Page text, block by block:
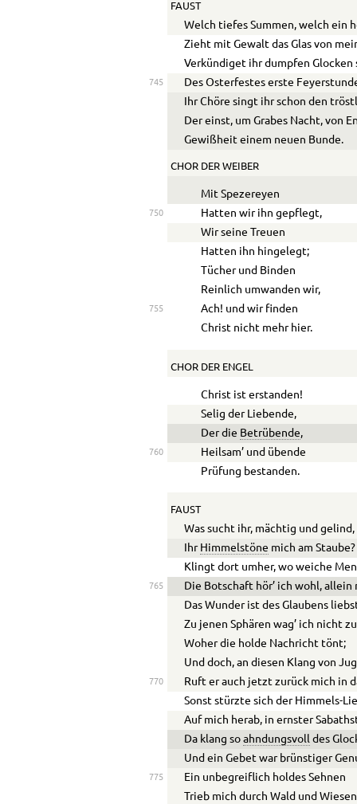
FAUST
Welch tiefes Summen, welch ein
Zieht mit Gewalt das Glas von
Verkündiget ihr dumpfen Glocken
745
Des Osterfestes erste
Ihr Chöre singt ihr schon den
Der einst, um Grabes Nacht, von
Gewißheit einem neuen Bunde.
CHOR DER WEIBER
Mit Spezereyen
750
Hatten wir ihn gepflegt,
Wir seine Treuen
Hatten ihn hingelegt;
Tücher und Binden
Reinlich umwanden wir,
755
Ach! und wir finden
Christ nicht mehr hier.
CHOR DER ENGEL
Christ ist erstanden!
Selig der Liebende,
Der die Betrübende,
760
Heilsam’ und übende
Prüfung bestanden.
FAUST
Was sucht ihr, mächtig und gelind,
Ihr Himmelstöne mich am Staube?
Klingt dort umher, wo weiche
765
Die Botschaft hör’ ich wohl,
Das Wunder ist des Glaubens
Zu jenen Sphären wag’ ich nicht
Woher die holde Nachricht tönt;
Und doch, an diesen Klang von
770
Ruft er auch jetzt zurück mich in
Sonst stürzte sich der Himmels-
Auf mich herab, in ernster
Da klang soahndungsvoll des
Und ein Gebet war brünstiger
775
Ein unbegreiflich holdes Sehnen
Trieb mich durch Wald und